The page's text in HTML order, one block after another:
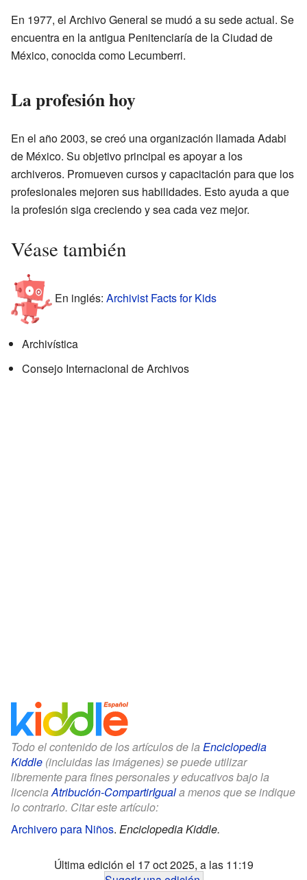
En 1977, el Archivo General se mudó a su sede actual. Se
encuentra en la antigua Penitenciaría de la Ciudad de
México, conocida como Lecumberri.
La profesión hoy
En el año 2003, se creó una organización llamada Adabi
de México. Su objetivo principal es apoyar a los
archiveros. Promueven cursos y capacitación para que los
profesionales mejoren sus habilidades. Esto ayuda a que
la profesión siga creciendo y sea cada vez mejor.
Véase también
En inglés: Archivist Facts for Kids
Archivística
Consejo Internacional de Archivos
Todo el contenido de los artículos de la Enciclopedia
Kiddle (incluidas las imágenes) se puede utilizar
libremente para fines personales y educativos bajo la
licenciaAtribución-CompartirIguala menos que se indique
lo contrario. Citar este artículo:
Archivero para Niños. Enciclopedia Kiddle.
Última edición el 17 oct 2025, a las 11:19